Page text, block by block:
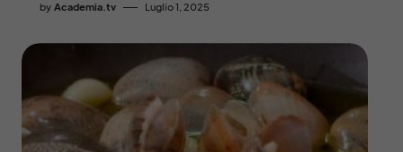
by Academia.tv Luglio 1, 2025